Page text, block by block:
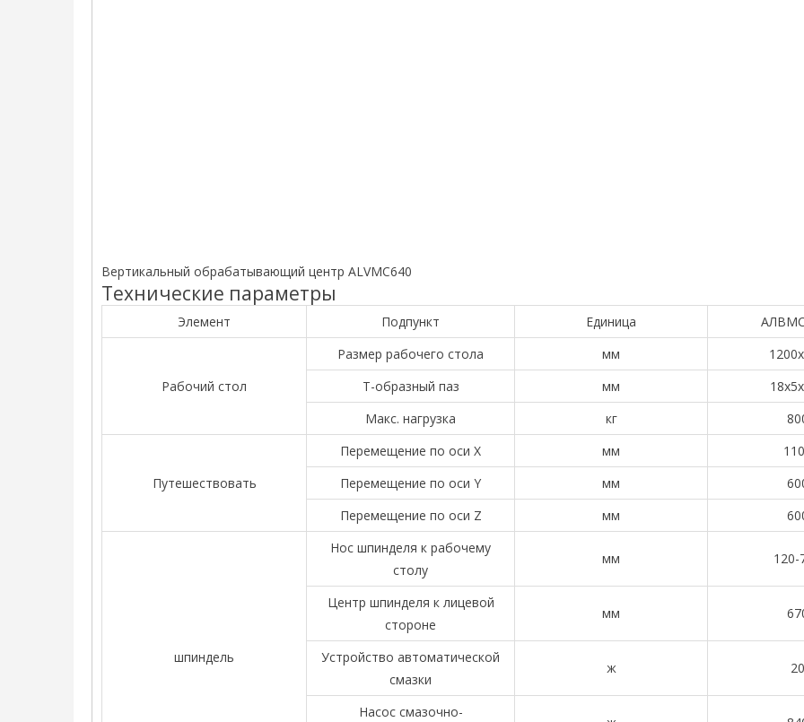
Вертикальный обрабатывающий центр ALVMC640
Технические параметры
Элемент Подпункт Единица
Рабочий стол
Размер рабочего стола мм
Т-образный паз
мм
Макс. нагрузка
кг
Путешествовать
Перемещение по оси X мм
Перемещение по оси Y
мм
Перемещение по оси Z
мм
шпиндель
Нос шпинделя к рабочему
столу
мм 120-
Центр шпинделя к лицевой
стороне
мм
Устройство автоматической
смазки
ж 20
Насос смазочно-